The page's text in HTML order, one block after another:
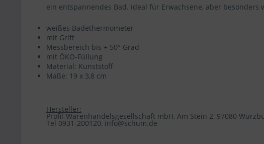
ein entspannendes Bad. Ideal für Erwachsene, aber
weißes Badethermometer
mit Griff
Messbereich bis + 50° Grad
mit ÖKO-Füllung
Material: Kunststoff
Maße: 19 x 3,8 cm
Hersteller:
Profil-Warenhandelsgesellschaft mbH, Am Stein 2, 97080
Tel 0931-200120, info@schum.de